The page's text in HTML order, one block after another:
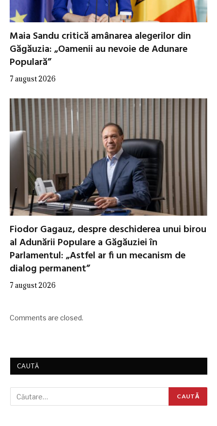
Maia Sandu critică amânarea alegerilor din
Găgăuzia: „Oamenii au nevoie de Adunare
Populară”
7 august 2026
Fiodor Gagauz, despre deschiderea unui birou
al Adunării Populare a Găgăuziei în
Parlamentul: „Astfel ar fi un mecanism de
dialog permanent”
7 august 2026
Comments are closed.
CAUTĂ